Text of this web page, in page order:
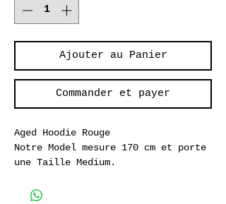
Ajouter au Panier
Commander et payer
Aged Hoodie Rouge
Notre Model mesure 170 cm et porte
une Taille Medium.
Soleil